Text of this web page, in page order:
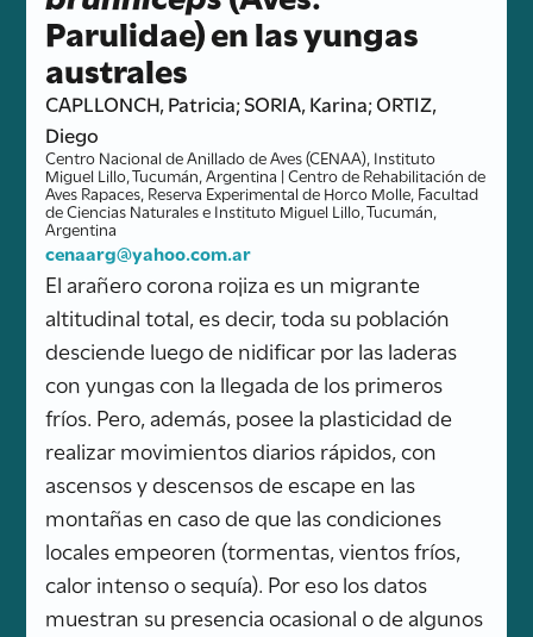
Parulidae) en las yungas
australes
CAPLLONCH, Patricia; SORIA, Karina; ORTIZ,
Diego
Centro Nacional de Anillado de Aves (CENAA), Instituto
Miguel Lillo, Tucumán, Argentina | Centro de Rehabilitación de
Aves Rapaces, Reserva Experimental de Horco Molle, Facultad
de Ciencias Naturales e Instituto Miguel Lillo, Tucumán,
Argentina
cenaarg@yahoo.com.ar
El arañero corona rojiza es un migrante
altitudinal total, es decir, toda su población
desciende luego de nidificar por las laderas
con yungas con la llegada de los primeros
fríos. Pero, además, posee la plasticidad de
realizar movimientos diarios rápidos, con
ascensos y descensos de escape en las
montañas en caso de que las condiciones
locales empeoren (tormentas, vientos fríos,
calor intenso o sequía). Por eso los datos
muestran su presencia ocasional o de algunos